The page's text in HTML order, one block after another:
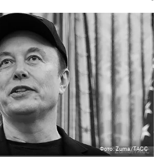
Фото: Zuma/ТАСС